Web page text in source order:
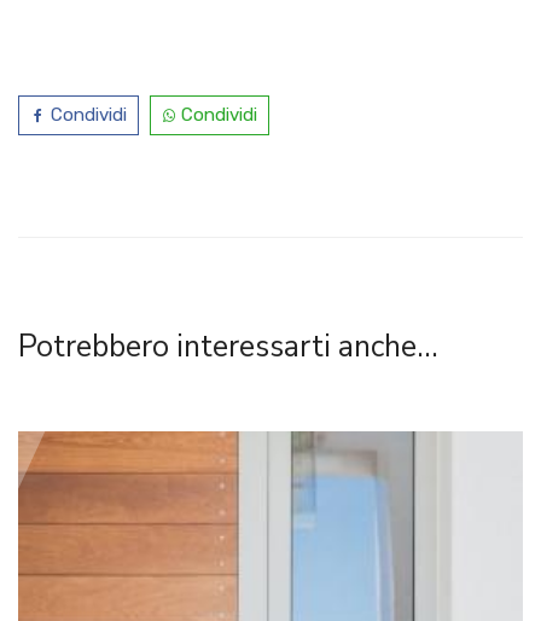
Condividi Condividi
Potrebbero interessarti anche...